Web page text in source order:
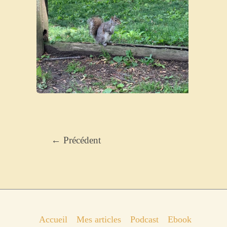
← Précédent
Accueil Mes articles Podcast Ebook